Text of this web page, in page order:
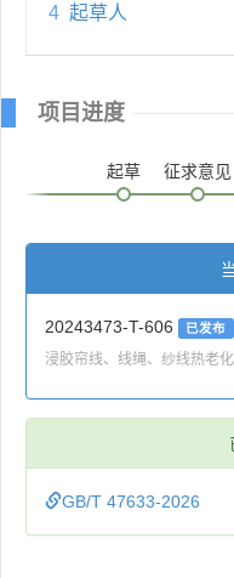
4 起草人
项目进度
起草 征求意见
20243473-T-606 已发布
浸胶帘线、线绳、纱线热老
GB/T 47633-2026